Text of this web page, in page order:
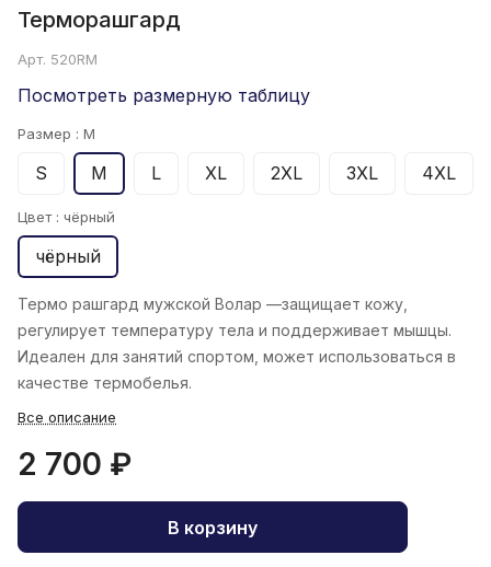
Терморашгард
Арт. 520RM
Посмотреть размерную таблицу
Размер : M
S M L XL 2XL 3XL 4XL
Цвет : чёрный
чёрный
Термо рашгард мужской Волар —защищает кожу,
регулирует температуру тела и поддерживает мышцы.
Идеален для занятий спортом, может использоваться в
качестве термобелья.
Все описание
2 700 ₽
В корзину